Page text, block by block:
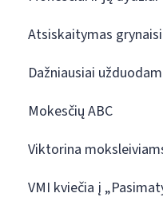
Atsiskaitymas
Dažniausiai
Mokesčių ABC
Viktorina
VMI kviečia į